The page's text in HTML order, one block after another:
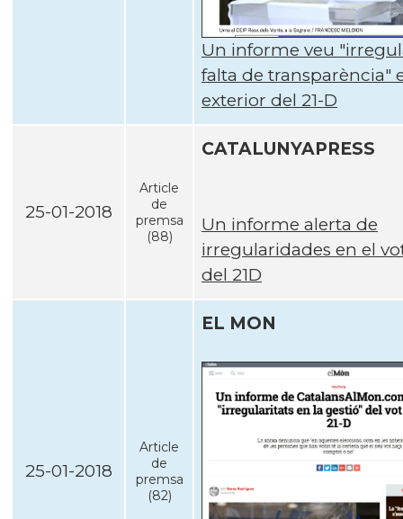
Un informe veu
falta de transparència"
exterior del 21-D
25-01-2018
Article
de
premsa
(88)
CATALUNYAPRESS
Un informe alerta de
irregularidades en el
del 21D
25-01-2018
Article
de
premsa
(82)
EL MON